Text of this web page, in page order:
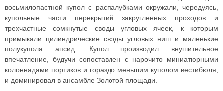
восьмилопастной купол с распалубками окружали, чередуясь,
купольные части перекрытий закругленных проходов и
трехчастные сомкнутые своды угловых ячеек, к которым
примыкали цилиндрические своды угловых ниш и маленькие
полукупола апсид. Купол производил внушительное
впечатление, будучи сопоставлен с нарочито миниатюрными
колоннадами портиков и гораздо меньшим куполом вестибюля,
и доминировал в ансамбле Золотой площади.